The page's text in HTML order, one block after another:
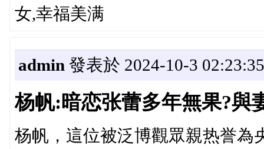
女,幸福美满
admin 發表於 2024-10-3 02:23:35
杨帆:暗恋张蕾多年無果?與
杨帆，這位被泛博觀眾親热誉為